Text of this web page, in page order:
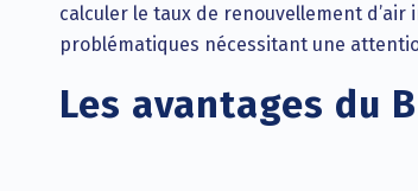
calculer le taux de renouvellement
problématiques nécessitant une
Les avantages du